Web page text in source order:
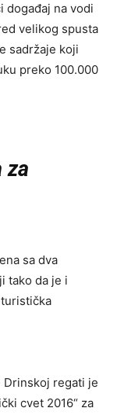
događaj na vodi
velikog spusta
sadržaje koji
preko 100.000
za
sa dva
tako da je i
Drinskoj regati je
cvet 2016“ za